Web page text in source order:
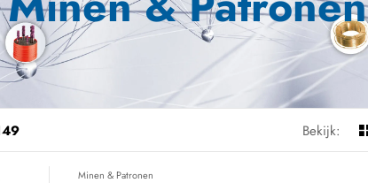
Bekijk:
Minen & Patronen